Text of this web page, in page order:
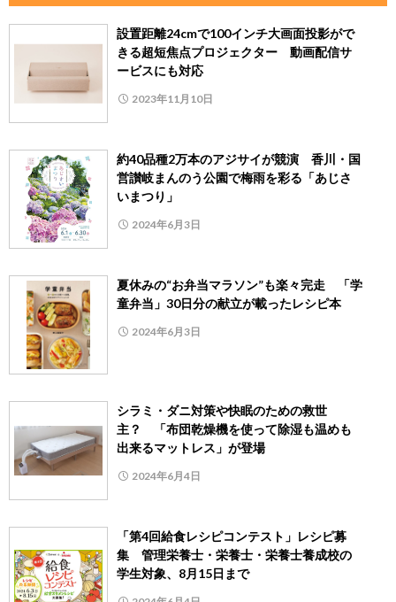
設置距離24cmで100インチ大画面投影がで
きる超短焦点プロジェクター 動画配信サ
ービスにも対応
2023年11月10日
約40品種2万本のアジサイが競演 香川・国
営讃岐まんのう公園で梅雨を彩る「あじさ
いまつり」
2024年6月3日
夏休みの“お弁当マラソン”も楽々完走 「学
童弁当」30日分の献立が載ったレシピ本
2024年6月3日
シラミ・ダニ対策や快眠のための救世
主？ 「布団乾燥機を使って除湿も温めも
出来るマットレス」が登場
2024年6月4日
「第4回給食レシピコンテスト」レシピ募
集 管理栄養士・栄養士・栄養士養成校の
学生対象、8月15日まで